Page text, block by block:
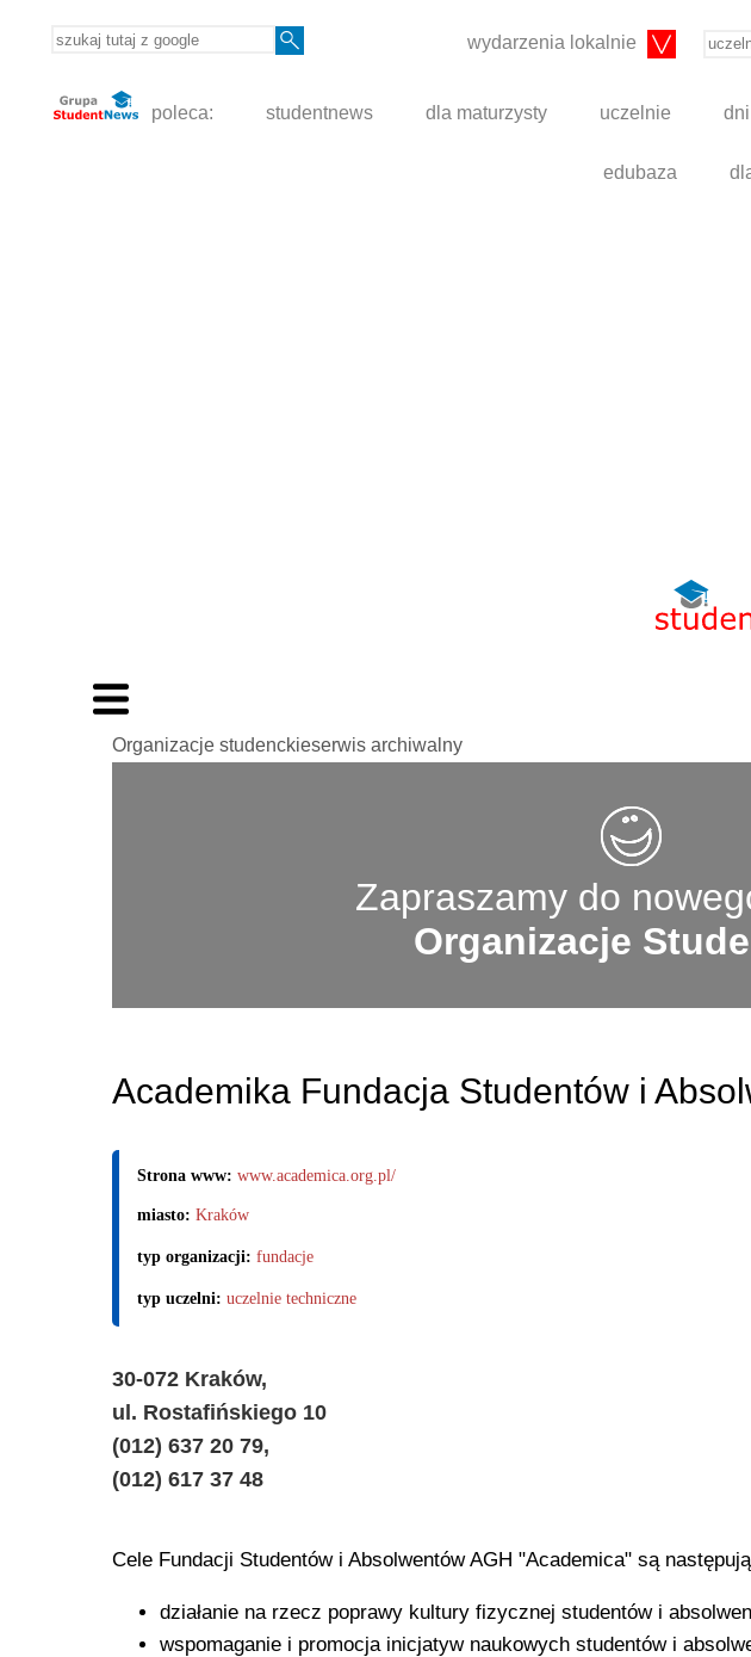
wydarzenia lokalnie
poleca: studentnews dla maturzysty uczelnie
edubaza
Organizacje studenckieserwis archiwalny
Zapraszamy do
Organizacje
Academika Fundacja Studentów i
Strona www: www.academica.org.pl/
miasto: Kraków
typ organizacji: fundacje
typ uczelni: uczelnie techniczne
30-072 Kraków,
ul. Rostafińskiego 10
(012) 637 20 79,
(012) 617 37 48
Cele Fundacji Studentów i Absolwentów AGH "Academica" są
działanie na rzecz poprawy kultury fizycznej studentów i
wspomaganie i promocja inicjatyw naukowych studentów i